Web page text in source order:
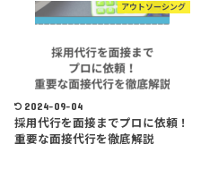
アウトソーシング
2024-09-04
採用代行を面接までプロに依頼！
重要な面接代行を徹底解説